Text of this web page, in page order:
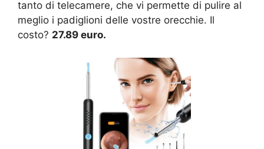
tanto di telecamere, che vi permette di pulire al
meglio i padiglioni delle vostre orecchie. Il
costo? 27.89 euro.